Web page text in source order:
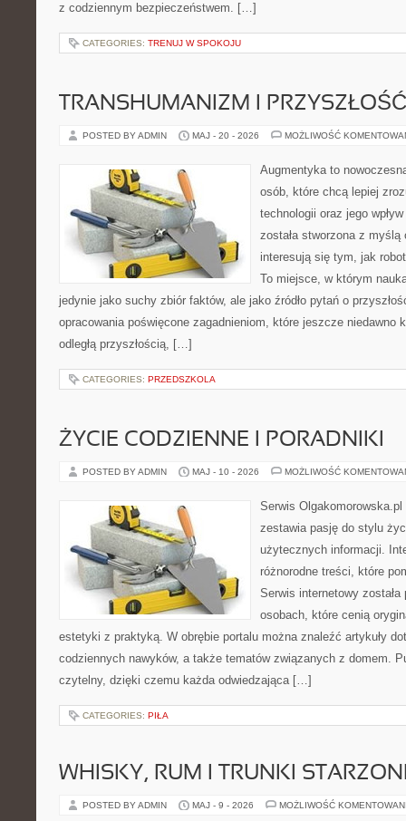
z codziennym bezpieczeństwem. […]
CATEGORIES: TRENUJ W SPOKOJU
TRANSHUMANIZM I
POSTED BY ADMIN MAJ - 20 - 2026 MOŻLIWOŚĆ
Augmentyka to
osób, które chcą lepiej
technologii oraz jego
została stworzona z
interesują się tym, jak
To miejsce, w którym
jedynie jako suchy zbiór faktów, ale jako źródło pytań o
opracowania poświęcone zagadnieniom, które jeszcze niedawno
odległą przyszłością, […]
CATEGORIES: PRZEDSZKOLA
ŻYCIE CODZIENNE I PORADNIKI
POSTED BY ADMIN MAJ - 10 - 2026 MOŻLIWOŚĆ
Serwis
zestawia pasję do stylu
użytecznych informacji.
różnorodne treści, które
Serwis internetowy
osobach, które cenią
estetyki z praktyką. W obrębie portalu można znaleźć artykuły
codziennych nawyków, a także tematów związanych z domem.
czytelny, dzięki czemu każda odwiedzająca […]
CATEGORIES: PIŁA
WHISKY, RUM I TRUNKI
POSTED BY ADMIN MAJ - 9 - 2026 MOŻLIWOŚĆ